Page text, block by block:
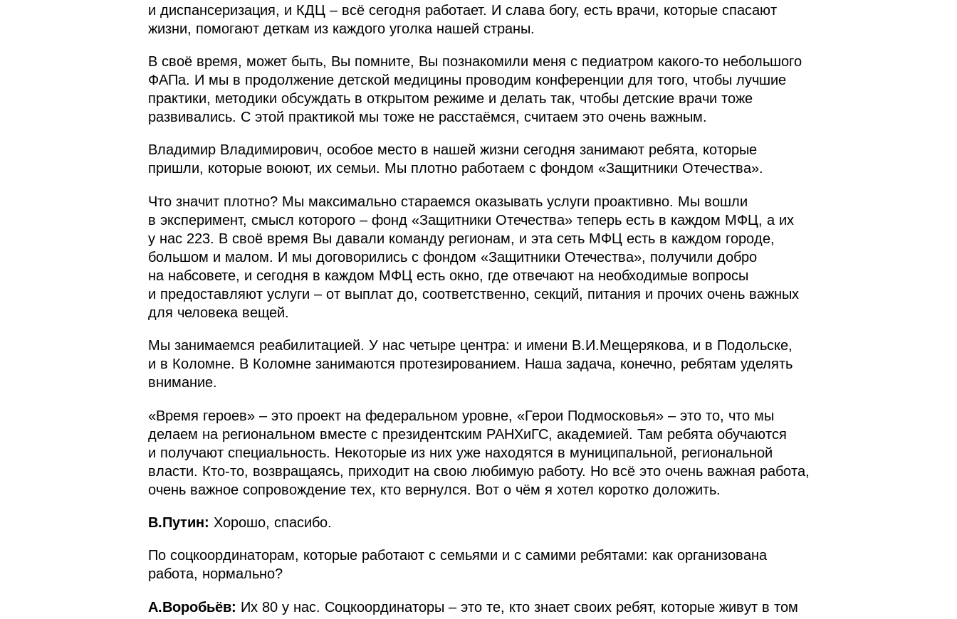
и диспансеризация, и КДЦ – всё сегодня работает. И слава богу, есть врачи, которые спасают
жизни, помогают деткам из каждого уголка нашей страны.
В своё время, может быть, Вы помните, Вы познакомили меня с педиатром какого-то небольшого
ФАПа. И мы в продолжение детской медицины проводим конференции для того, чтобы лучшие
практики, методики обсуждать в открытом режиме и делать так, чтобы детские врачи тоже
развивались. С этой практикой мы тоже не расстаёмся, считаем это очень важным.
Владимир Владимирович, особое место в нашей жизни сегодня занимают ребята, которые
пришли, которые воюют, их семьи. Мы плотно работаем с фондом «Защитники Отечества».
Что значит плотно? Мы максимально стараемся оказывать услуги проактивно. Мы вошли
в эксперимент, смысл которого – фонд «Защитники Отечества» теперь есть в каждом МФЦ, а их
у нас 223. В своё время Вы давали команду регионам, и эта сеть МФЦ есть в каждом городе,
большом и малом. И мы договорились с фондом «Защитники Отечества», получили добро
на набсовете, и сегодня в каждом МФЦ есть окно, где отвечают на необходимые вопросы
и предоставляют услуги – от выплат до, соответственно, секций, питания и прочих очень важных
для человека вещей.
Мы занимаемся реабилитацией. У нас четыре центра: и имени В.И.Мещерякова, и в Подольске,
и в Коломне. В Коломне занимаются протезированием. Наша задача, конечно, ребятам уделять
внимание.
«Время героев» – это проект на федеральном уровне, «Герои Подмосковья» – это то, что мы
делаем на региональном вместе с президентским РАНХиГС, академией. Там ребята обучаются
и получают специальность. Некоторые из них уже находятся в муниципальной, региональной
власти. Кто-то, возвращаясь, приходит на свою любимую работу. Но всё это очень важная работа,
очень важное сопровождение тех, кто вернулся. Вот о чём я хотел коротко доложить.
В.Путин: Хорошо, спасибо.
По соцкоординаторам, которые работают с семьями и с самими ребятами: как организована
работа, нормально?
А.Воробьёв: Их 80 у нас. Соцкоординаторы – это те, кто знает своих ребят, которые живут в том